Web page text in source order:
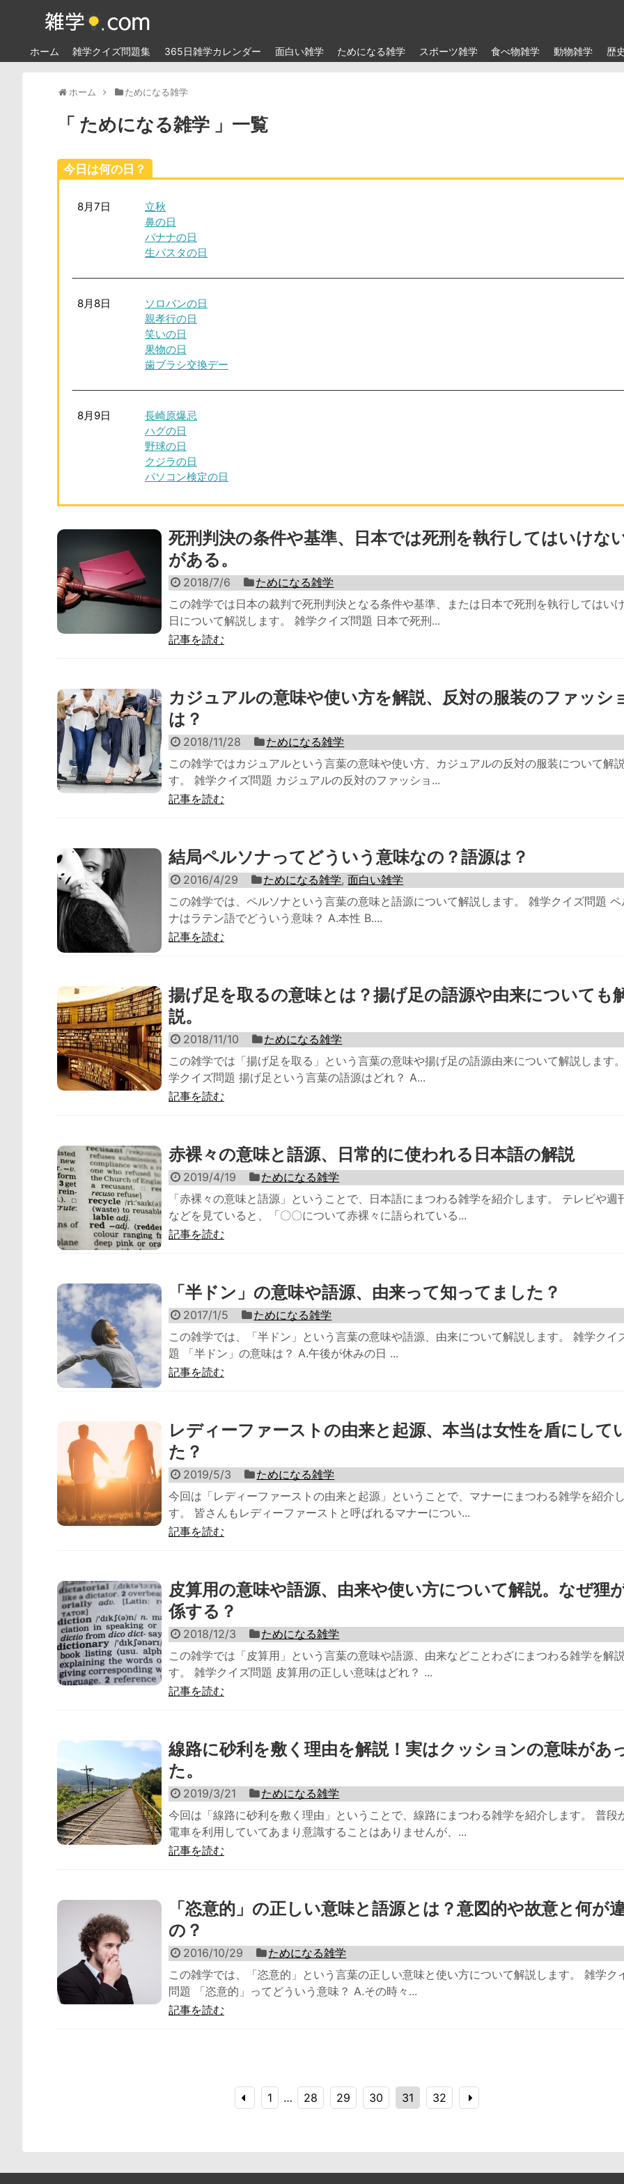
ホーム 雑学クイズ問題集 365日雑学カレンダー 面白い雑学 ためになる雑学 スポーツ雑学 食べ物雑学 動物雑学 歴
ホーム ためになる雑学
ためになる雑学 一覧
今日は何の日？
8月7日
立秋
鼻の日
バナナの日
生パスタの日
8月8日
ソロバンの日
親孝行の日
笑いの日
果物の日
歯ブラシ交換デー
8月9日
長崎原爆忌
ハグの日
野球の日
クジラの日
パソコン検定の日
死刑判決の条件や基準、日本では死刑を執行してはいけな
がある。
2018/7/6
ためになる雑学
この雑学では日本の裁判で死刑判決となる条件や基準、または日本で死刑を執行してはい
日について解説します。 雑学クイズ問題 日本で死刑...
記事を読む
カジュアルの意味や使い方を解説、反対の服装のファッシ
は？
2018/11/28
ためになる雑学
この雑学ではカジュアルという言葉の意味や使い方、カジュアルの反対の服装について解
す。 雑学クイズ問題 カジュアルの反対のファッショ...
記事を読む
結局ペルソナってどういう意味なの？語源は？
2016/4/29 ためになる雑学,面白い雑学
この雑学では、ペルソナという言葉の意味と語源について解説します。 雑学クイズ問題 ペ
ナはラテン語でどういう意味？ A.本性 B....
記事を読む
揚げ足を取るの意味とは？揚げ足の語源や由来についても
説。
2018/11/10
ためになる雑学
この雑学では「揚げ足を取る」という言葉の意味や揚げ足の語源由来について解説します
学クイズ問題 揚げ足という言葉の語源はどれ？ A...
記事を読む
赤裸々の意味と語源、日常的に使われる日本語の解説
2019/4/19
ためになる雑学
「赤裸々の意味と語源」ということで、日本語にまつわる雑学を紹介します。 テレビや週
などを見ていると、「〇〇について赤裸々に語られている...
記事を読む
「半ドン」の意味や語源、由来って知ってました？
2017/1/5
ためになる雑学
この雑学では、「半ドン」という言葉の意味や語源、由来について解説します。 雑学クイ
題 「半ドン」の意味は？ A.午後が休みの日 ...
記事を読む
レディーファーストの由来と起源、本当は女性を盾にして
た？
2019/5/3
ためになる雑学
今回は「レディーファーストの由来と起源」ということで、マナーにまつわる雑学を紹介
す。 皆さんもレディーファーストと呼ばれるマナーについ...
記事を読む
皮算用の意味や語源、由来や使い方について解説。なぜ狸
係する？
2018/12/3
ためになる雑学
この雑学では「皮算用」という言葉の意味や語源、由来などことわざにまつわる雑学を解
す。 雑学クイズ問題 皮算用の正しい意味はどれ？ ...
記事を読む
線路に砂利を敷く理由を解説！実はクッションの意味があ
た。
2019/3/21
ためになる雑学
今回は「線路に砂利を敷く理由」ということで、線路にまつわる雑学を紹介します。 普段
電車を利用していてあまり意識することはありませんが、...
記事を読む
「恣意的」の正しい意味と語源とは？意図的や故意と何が
の？
2016/10/29
ためになる雑学
この雑学では、「恣意的」という言葉の正しい意味と使い方について解説します。 雑学ク
問題 「恣意的」ってどういう意味？ A.その時々...
記事を読む
1 … 28 29 30 31 32